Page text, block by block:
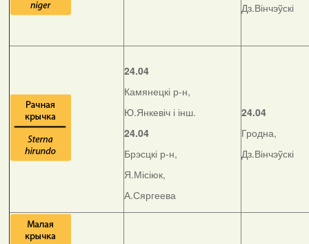
Дз.Вінчэўскі
24.04
Камянецкі р-н,
Ю.Янкевіч і інш.
24.04
Брэсцкі р-н,
Я.Місіюк,
А.Сяргеева
24.04
Гродна,
Дз.Вінчэўскі